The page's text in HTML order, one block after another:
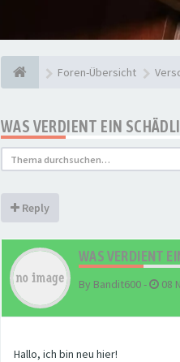
Foren-Übersicht
WAS VERDIENT EIN
Reply
WAS VERDIENT
By Bandit600- 08
Hallo, ich bin neu hier!